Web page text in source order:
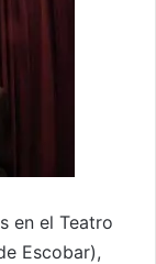
en el Teatro
Escobar),